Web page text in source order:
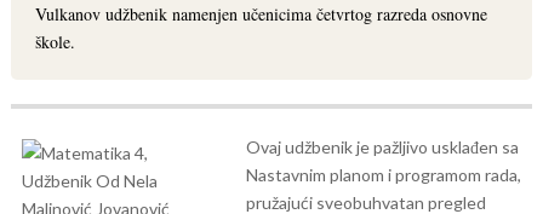
Vulkanov udžbenik namenjen učenicima četvrtog razreda osnovne
škole.
Ovaj udžbenik je pažljivo usklađen sa
Nastavnim planom i programom rada,
pružajući sveobuhvatan pregled